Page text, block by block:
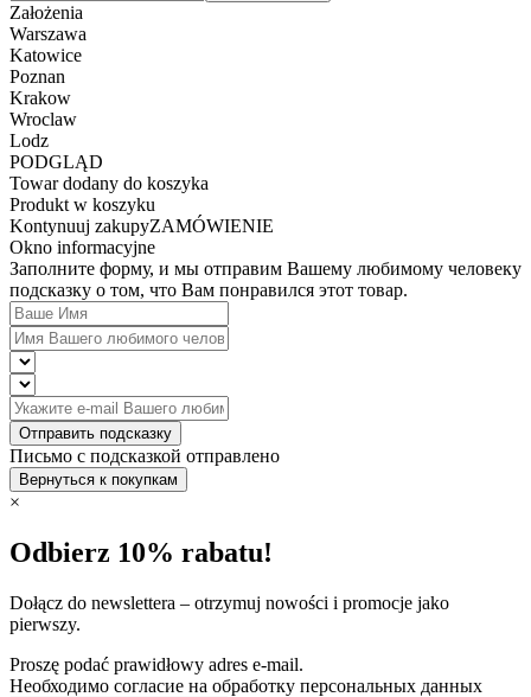
Założenia
Warszawa
Katowice
Poznan
Krakow
Wroclaw
Lodz
PODGLĄD
Towar dodany do koszyka
Produkt w koszyku
Kontynuuj zakupyZAMÓWIENIE
Okno informacyjne
Заполните форму, и мы отправим Вашему любимому человеку
подсказку о том, что Вам понравился этот товар.
Отправить подсказку
Письмо с подсказкой отправлено
Вернуться к покупкам
×
Odbierz 10% rabatu!
Dołącz do newslettera – otrzymuj nowości i promocje jako
pierwszy.
Proszę podać prawidłowy adres e-mail.
Необходимо согласие на обработку персональных данных